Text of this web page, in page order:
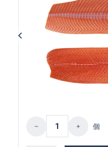
Product 個